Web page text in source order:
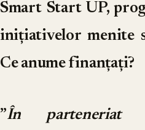
Smart Start UP,
inițiativelor menite
Ce anume finanțați?
”În parteneriat